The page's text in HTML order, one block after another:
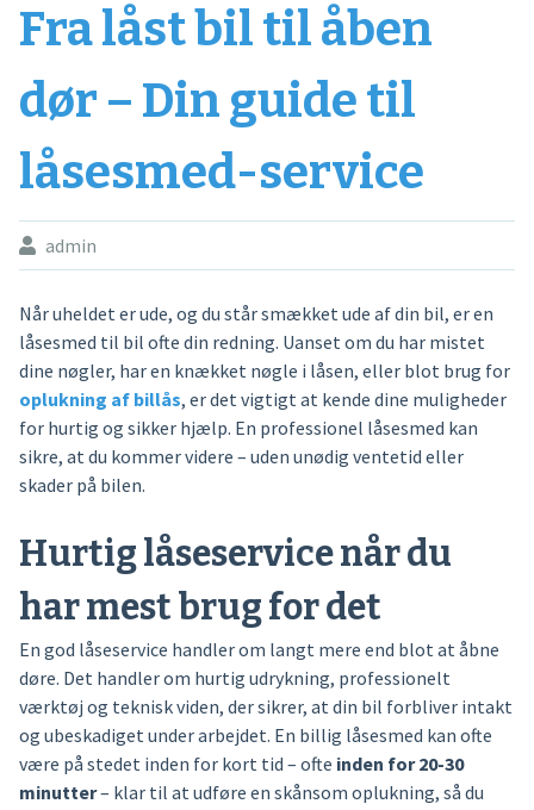
Fra låst bil til åben
dør – Din guide til
låsesmed-service
admin
Når uheldet er ude, og du står smækket ude af din bil, er en
låsesmed til bil ofte din redning. Uanset om du har mistet
dine nøgler, har en knækket nøgle i låsen, eller blot brug for
oplukning af billås, er det vigtigt at kende dine muligheder
for hurtig og sikker hjælp. En professionel låsesmed kan
sikre, at du kommer videre – uden unødig ventetid eller
skader på bilen.
Hurtig låseservice når du
har mest brug for det
En god låseservice handler om langt mere end blot at åbne
døre. Det handler om hurtig udrykning, professionelt
værktøj og teknisk viden, der sikrer, at din bil forbliver intakt
og ubeskadiget under arbejdet. En billig låsesmed kan ofte
være på stedet inden for kort tid – ofte inden for 20-30
minutter– klar til at udføre en skånsom oplukning, så du